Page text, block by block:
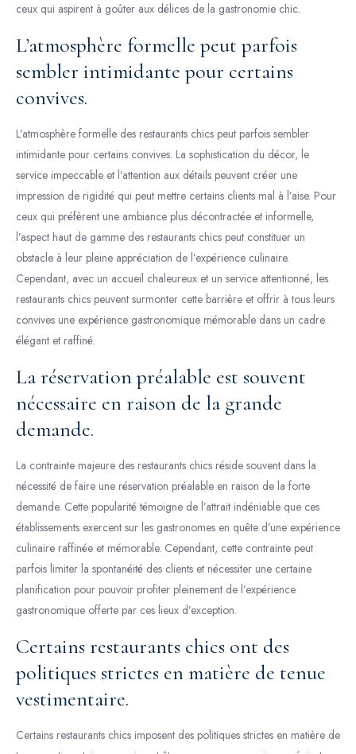
ceux qui aspirent à goûter aux délices de la gastronomie chic.
L’atmosphère formelle peut parfois
sembler intimidante pour certains
convives.
L’atmosphère formelle des restaurants chics peut parfois sembler
intimidante pour certains convives. La sophistication du décor, le
service impeccable et l’attention aux détails peuvent créer une
impression de rigidité qui peut mettre certains clients mal à l’aise. Pour
ceux qui préfèrent une ambiance plus décontractée et informelle,
l’aspect haut de gamme des restaurants chics peut constituer un
obstacle à leur pleine appréciation de l’expérience culinaire.
Cependant, avec un accueil chaleureux et un service attentionné, les
restaurants chics peuvent surmonter cette barrière et offrir à tous leurs
convives une expérience gastronomique mémorable dans un cadre
élégant et raffiné.
La réservation préalable est souvent
nécessaire en raison de la grande
demande.
La contrainte majeure des restaurants chics réside souvent dans la
nécessité de faire une réservation préalable en raison de la forte
demande. Cette popularité témoigne de l’attrait indéniable que ces
établissements exercent sur les gastronomes en quête d’une expérience
culinaire raffinée et mémorable. Cependant, cette contrainte peut
parfois limiter la spontanéité des clients et nécessiter une certaine
planification pour pouvoir profiter pleinement de l’expérience
gastronomique offerte par ces lieux d’exception.
Certains restaurants chics ont des
politiques strictes en matière de tenue
vestimentaire.
Certains restaurants chics imposent des politiques strictes en matière de